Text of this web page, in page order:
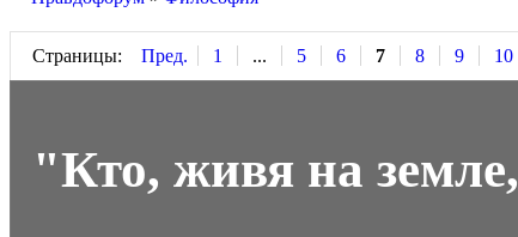
Страницы: Пред. 1 ... 5 6 7 8 9 10
"Кто, живя на